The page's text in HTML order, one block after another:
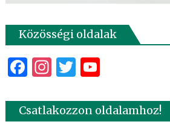
Közösségi oldalak
Facebook
Instagram
Twitter
YouTube
Csatlakozzon oldalamhoz!